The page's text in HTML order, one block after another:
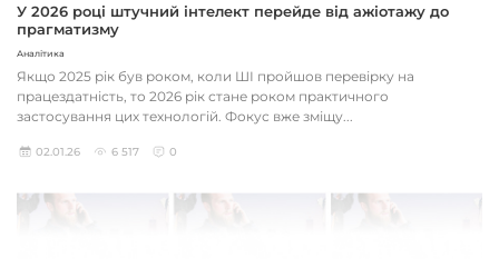
У 2026 році штучний інтелект перейде від ажіотажу до
прагматизму
Аналітика
Якщо 2025 рік був роком, коли ШІ пройшов перевірку на
працездатність, то 2026 рік стане роком практичного
застосування цих технологій. Фокус вже зміщу...
02.01.26 6 517 0